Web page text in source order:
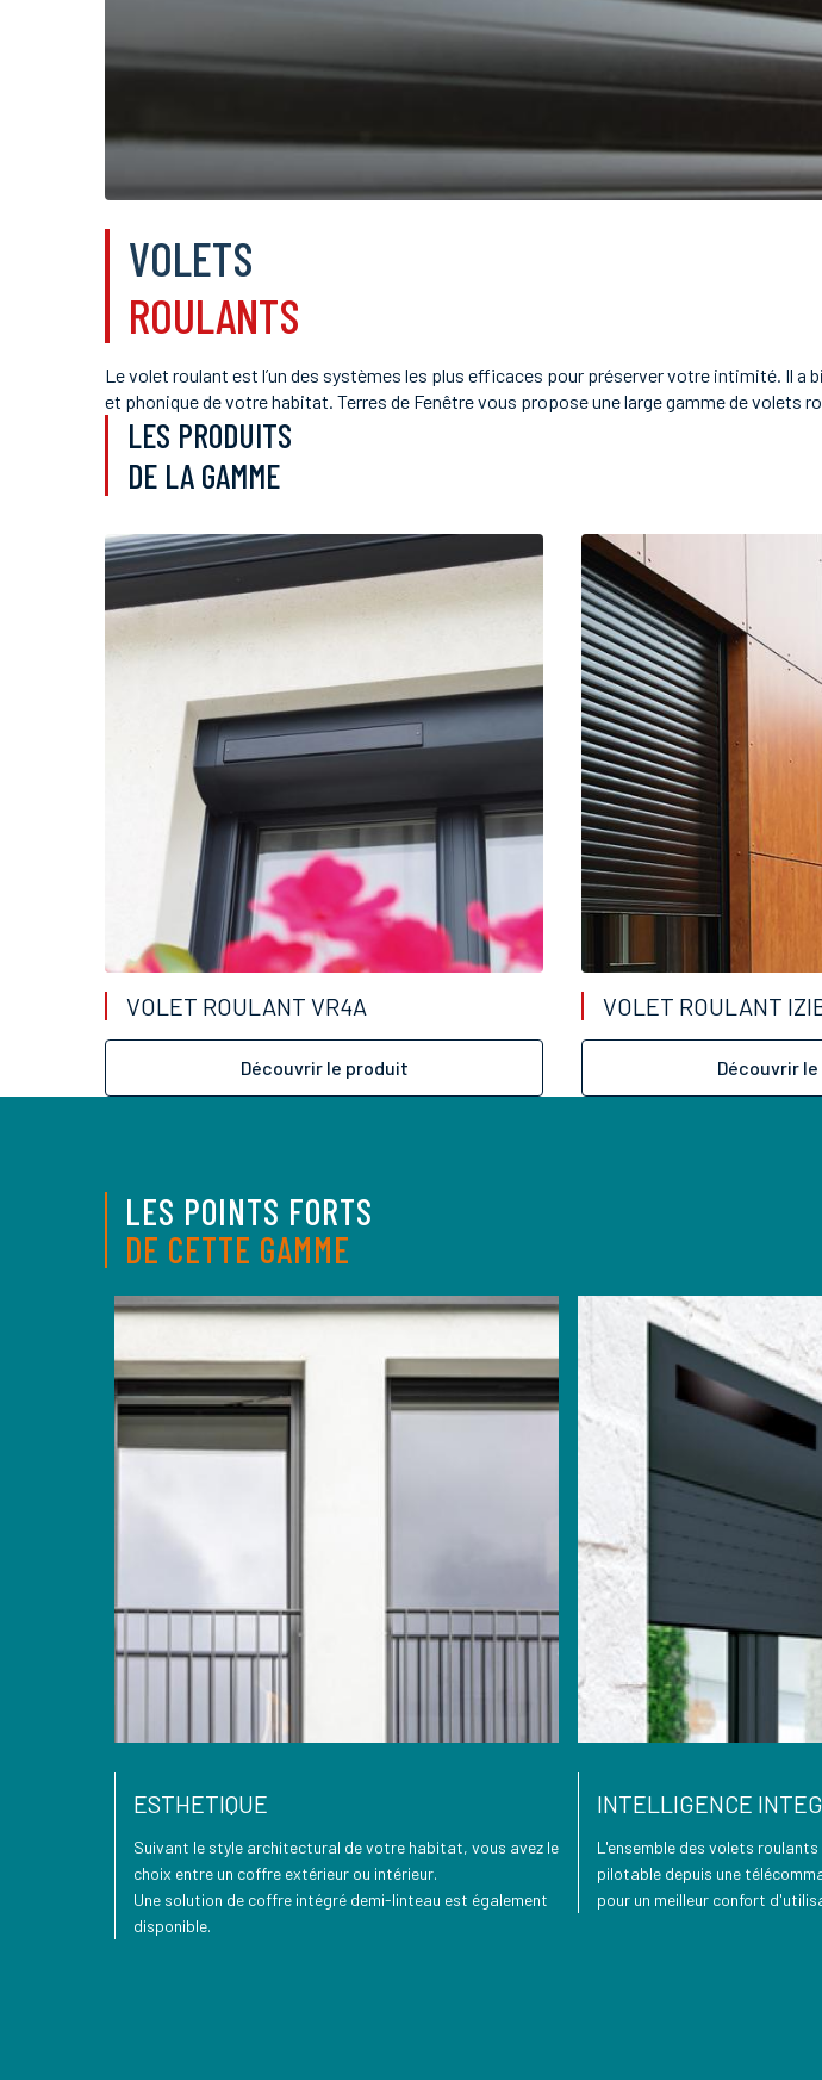
VOLETS
ROULANTS
Le volet roulant est l’un des systèmes les plus efficaces pour préserver votre intimité. Il
et phonique de votre habitat. Terres de Fenêtre vous propose une large gamme de volets
LES PRODUITS
DE LA GAMME
VOLET ROULANT VR4A
Découvrir le produit
VOLET ROULANT
Découvrir
LES POINTS FORTS
DE CETTE GAMME
ESTHETIQUE
Suivant le style architectural de votre habitat, vous avez le
choix entre un coffre extérieur ou intérieur.
Une solution de coffre intégré demi-linteau est également
disponible.
INTELLIGENCE
L'ensemble des volets
pilotable depuis une
pour un meilleur confort